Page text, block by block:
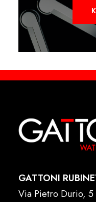
GATTONI
Via Pietro Durio, 5